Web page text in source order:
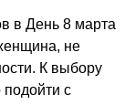
в День 8 марта
не
К выбору
с